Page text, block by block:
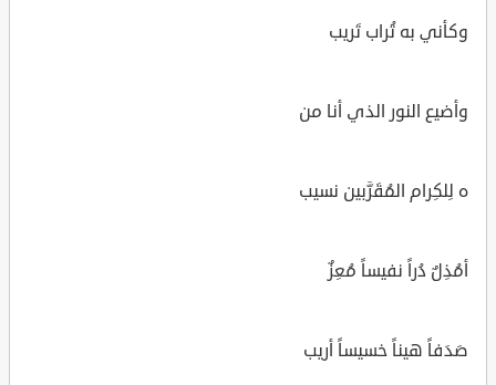
وكأني به تُراب تَريب
وأضيع النور الذي أنا من
ه لِلكِرام المُقَرَّبين نسيب
أمُذِلٌ دُراً نفيساً مُعِزٌ
صَدَفاً هيناً خسيساً أريب